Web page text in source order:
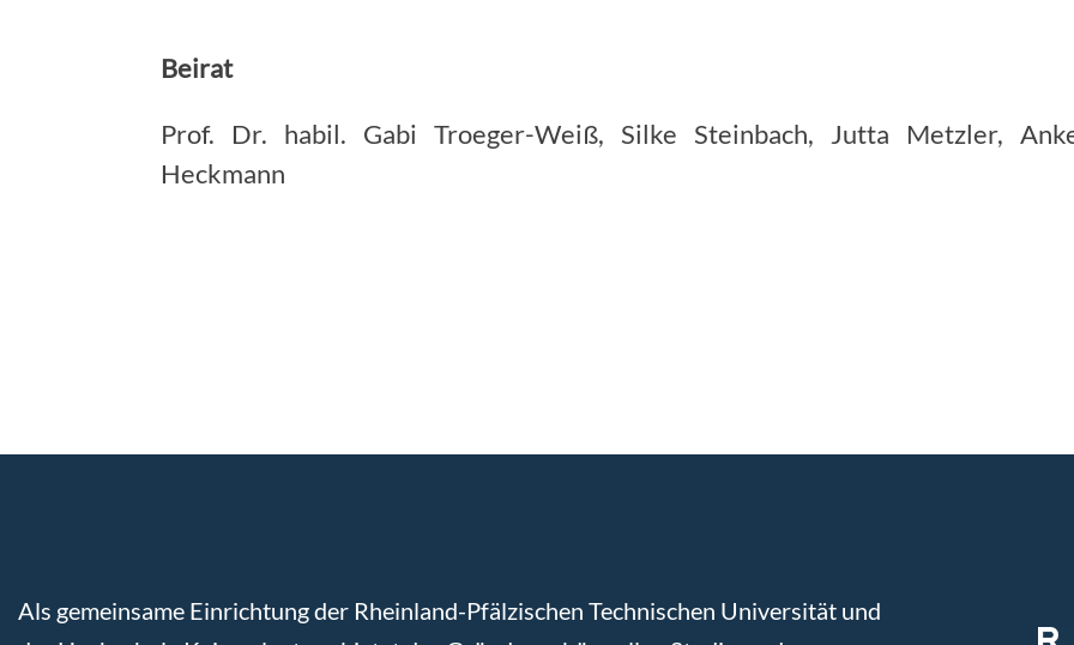
Beirat
Prof. Dr. habil. Gabi Troeger-Weiß, Silke Steinbach, Jutta Metzler,
Heckmann
Als gemeinsame Einrichtung der Rheinland-Pfälzischen Technischen Universität und